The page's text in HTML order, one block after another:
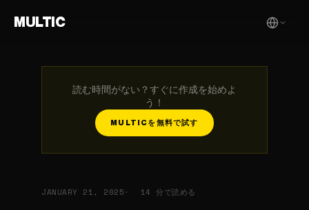
MULTIC
読む時間がない？すぐに作成を始めよ
う！
MULTICを無料で試す
JANUARY 21, 2025 14 分で読める